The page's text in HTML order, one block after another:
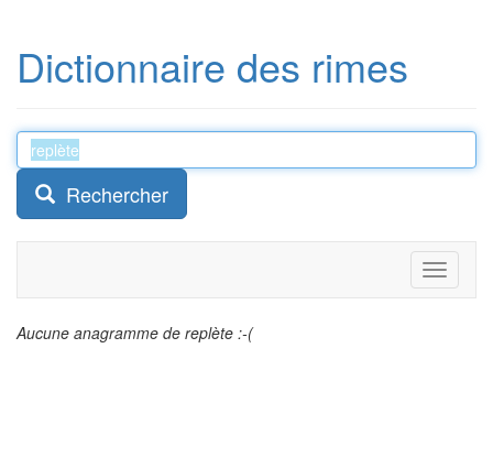
Dictionnaire des rimes
Rechercher
Toggle
Aucune anagramme de replète :-(